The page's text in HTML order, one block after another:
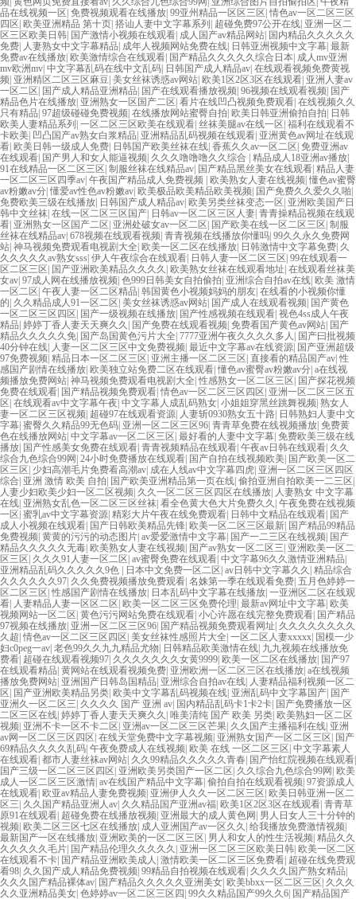
品在线视频一区| 免费视频观看在线播放| 99亚州精品一区区三区| 情色av一区二区三区
四区| 欧美亚洲精品 第十页| 搭讪人妻中文字幕系列| 超碰免费97公开在线| 亚洲一区二
区三区欧美日韩| 国产激情小视频在线观看| 成人国产av精品网站| 国内精品久久久久久
免费| 人妻熟女中文字幕精品| 成年人视频网站免费在线| 日韩亚洲视频中文字幕| 最新
免费av在线播放| 欧美激情综合在线观看| 国产精品久久久久久综合日本| 成人mv亚洲
mv欧洲mv| 中文字幕乱码在线中文乱码| 日韩国产成人精品av| 在线观看视频免费黄视
频| 亚洲精区二区三区麻豆| 美女丝袜诱惑av网站| 欧美1区2区3区在线观看| 亚洲人妻av
一区二区| 国产成人精品亚洲精品| 国产在线观看播放视频| 96视频在线观看视频| 国产
精品色片在线播放| 亚洲熟女一区国产二区| 看片在线凹凸视频免费观看| 在线视频久久
只有精品| 97超级碰碰免费视频| 在线播放网站蜜臀自拍| 欧美日韩亚洲偷拍自拍| 日韩
欧美人妻精品系列| 一区二区三区欧美在线观看| 丝袜美腿av在线一区| 福利在线观看不
卡欧美| 凹凸国产av熟女白浆精品| 亚洲精品乱码视频在线观看| 亚洲黄色av网址在线观
看| 欧美日韩一级成人免费| 日韩国产欧美丝袜在线| 香蕉久久av一区二区| 免费亚洲av
在线观看| 国产男人和女人能逼视频| 久久久噜噜噜久久综合 | 精品成人18亚洲av播放|
91在线精品一区二区三区| 制服丝袜在线精品av| 国产精品黑丝美女在线观看| 精品人妻
一区二区三区四季av| 午夜国产精品成人免费视频 | 欧美熟女人妻在线视频| 懂色av蜜臀
av粉嫩av分| 懂爱av性色av粉嫩av| 欧美极品欧美精品欧美视频| 国产免费久久爱久久啪|
免费欧美三级在线播放| 日韩国产成人精品av| 欧美另类丝袜变态一区| 亚洲欧美国产日
韩中文丝袜| 在线一区二区三区国产| 日韩av一区二区三区人妻| 青青操精品视频在线观
看| 亚洲熟女一区国产二区| 亚洲处破女av一区二区| 国产欧美在线一区二区三区| 制服
丝袜在线精品av| 678视频在线观看视频| 青青视频在线播放你懂吗| 99久久永久免费网
站| 神马视频免费观看电视剧大全| 欧美一区二区在线播放| 日韩激情中文字幕免费| 久
久久久久久av熟女sss| 伊人午夜综合在线观看| 日韩人妻一区二区三区| 99在线观看一
区二区三区| 国产亚洲欧美精品久久久久 | 欧美熟女丝袜在线观看地址| 在线观看丝袜美
女av| 97成人网在线播放视频| 色999日韩美女自拍偷拍| 亚洲综合自拍av在线| 欧美 激情
一区二区| 午夜人妻一区二区精品| 韩国黄色小视频妈妈的朋友| 在线看的小视频你懂
的| 久久精品成人91一区二区| 美女丝袜诱惑av网站| 国产成人在线观看视频| 国产黄色
一区二区三区四区| 国产一级视频在线播放| 国产性感视频在线观看| 视色4ss成人午夜
精品| 婷婷丁香人妻天天爽久久 | 国产免费在线观看视频| 免费看国产黄色av网站| 国产
精品久久久久久免| 国产岛国黄色污片大全| 7777亚洲午夜久久久久多人 | 国产曰批视频
40分钟在线| 人妻一区二区三区中文免费视频| 最近中文字幕av在线资源| 国产亚洲超级
97免费视频| 精品日本一区二区三区| 亚洲主播一区二区三区| 直接看的精品国产av| 性
感国产剧情在线播放| 欧美独立站免费二区在线观看| 懂色av蜜臀av粉嫩av分| a在线视
频播放免费网站| 神马视频免费观看电视剧大全| 性感熟女一区二区三区| 国产探花视频
免费在线观看| 国产精品视频免费观看| 情色av一区二区三区四区| 亚洲一区二区三区五
区| 在线观看av中文字幕午夜| 中文字幕人成乱码熟女| 小姐姐穿黑丝跳舞视频| 熟女人
妻一区二区三区视频| 超碰97在线观看资源| 人妻斩0930熟女五十路| 日韩熟妇人妻中文
字幕| 蜜臀久久精品99无色码| 亚洲一区二区三区96| 青青草免费在线视频播放| 免费黄
色在线播放网站| 中文字幕av一区二区三区| 最好看的人妻中文字幕| 免费欧美三级在线
播放| 国产性感美女免费在线观看| 青青视频精品在线观看| 午夜av日韩在线观看| 久久
综合九色综合99网| 24小时免费播放在线观看| 国产自拍在线视频欧美| 国产欧美一区二
区三区| 少妇高潮毛片免费看高潮av| 成在人线av中文字幕四虎| 亚洲一区二区三区四区
综合| 亚洲 激情 欧美 自拍| 国产欧美亚洲精品第一页在线| 偷拍亚洲自拍欧美一二三区|
人妻少妇欧美少妇一区二区视频| 久久一区二区三区四区在线播放| 人妻熟女 中文字幕
在线| 亚洲熟女乱色一区二区三区丝袜| 看全色黄大色大片免费久久 | 午夜免费在线视频
一区| 蜜乳av中文字幕资源| 精彩大片午夜在线免费观看| 日韩中文精品在线观看| 国产
成人小视频在线观看| 国产日韩欧美精品先锋| 欧美一区二区三区最新| 国产精品99精品
免费视频| 黄黄的污污的动态图片| av爱爱激情中文字幕| 国产一二三区在线视频| 国产
精品久久久久久无毒| 欧美熟女人妻在线视频| 国产av熟女一区二区三| 亚洲欧美一区二
区三区| 久久久91人妻一区二区| av蜜臀免费在线观看| 中文字幕96久久激情亚洲精品|
亚洲精品乱码久久久久久9色 | 日本中文免费一区二区| av日韩中文字幕久久 | 精品综合
久久久久久久97| 久久免费视频播放免费观看| 名姝第一季在线观看免费| 五月色婷婷一
区二区三区| 性感国产剧情在线播放| 日本乱码中文字幕在线播放| 一亚洲区二区在线观
看| 人妻精品人妻一区区二区| 欧美一区二区三区免费伦理| 最新av网址中文字幕| 欧美
视频网站一区二区| 黄色污污网站免费在线观看| 小心许愿在线完整免费观看| 国产精品
97视频在线播放| 亚洲一区二区三区96| 国产精品视频免费观看网址| 久久久久久久久久
久超| 情色av一区二区三区四区| 美女丝袜性感照片大全| 一区二区人妻xxxxx| 国模一少
妇c0peg一av| 老色99久久九九精品尤物| 日韩精品欧美激情在线| 九九视频在线播放免
费看| 超碰在线观看视频97| 久久久久久久久女黄9999| 欧美一区二区在线播放| 国产97
在线观看精品| 黄网站在线观看视频免费| 亚洲欧洲一区二区三区在线播放| a在线视频
播放免费网站| 亚洲国产日韩岛国精品| 亚洲综合自拍av在线| 人妻精品福利视频一区二
区| 国产亚洲欧美精品另类| 欧美中文字幕乱码视频在线| 亚洲乱码中文字幕国产| 国产
亚洲久一区二区三| 久久久久 国产 亚洲 av| 国内精品乱码卡1卡2卡| 国产免费播放一区
二区三区在线| 婷婷丁香人妻天天爽久久 | 唯美清纯 国产 欧美 另类| 欧美熟妇一区二区
视频| 亚洲不卡一区不卡二区| 亚洲av一区二区三区芒果| 久久国产主播福利在线| 亚洲
av网一区二区三区四区| 在线天堂免费中文字幕视频| 亚洲熟女国产一区二区三区| 国产
69精品久久久久乱码| 午夜免费成人在线视频| 欧美 在线 一区二区三区| 中文字幕素人
在线观看| 都市人妻丝袜av网站| 久久99精品久久久久久青春| 国产怡红院视频在线观看|
国产三级一区二区三区四区| 亚洲欧美另类国产一区二区| 久久综合九色综合99网| 欧美
成人一区二区三区激情| av在线国产精品中文字幕| 偷拍自拍在线观看视频| 97资源成人
在线观看| 欧亚av精品人妻免费视频| 亚洲伊人久久一区二区三区| 欧美日韩亚洲一区二
区三| 久久国产精品亚洲人av| 久久精品国产亚洲av福| 欧美1区2区3区在线观看| 青青草
原91在线观看| 超碰免费在线播放视频| 亚洲最大的成人黄色网| 男人日女人三十分钟的
视频| 欧美二区三区七区在线播放| 成人亚洲国产av一区久久 | 给我播放免费激情视频|
最新国产一区在线播放| 亚洲欧美的一区二区三区| 男人和女人的性生活视频| 精品久久
久久久久久毛片| 国产精品伦理久久久久久 | 亚洲一区二区三区欧美日韩| 欧美一区二区
在线观看不卡| 国产精品亚洲欧美成人 | 激情欧美一区二区三区免费看| 超碰在线免费观
看98| 久久国产成人精品免费视频| 99精品自拍视频在线观看| 久久久久国产熟女精品|
久久久国产精品裸体av| 国产精品久久久久久亚洲美女| 欧美bbxx一区二区三区| 久久久
久久亚洲精品美女| 色婷婷av一区二区三区四| 99久久精品国产99久久6| 国产精品国产